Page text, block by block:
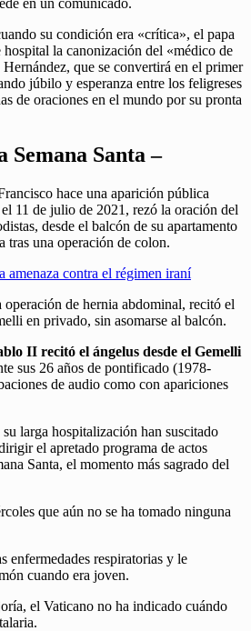
su condición era «crítica», el papa
hospital la canonización del «médico de
que se convertirá en el primer
júbilo y esperanza entre los feligreses
de oraciones en el mundo por su pronta
Semana Santa –
hace una aparición pública
11 de julio de 2021, rezó la oración del
desde el balcón de su apartamento
tras una operación de colon.
amenaza contra el régimen iraní
de hernia abdominal, recitó el
en privado, sin asomarse al balcón.
II recitó el ángelus desde el Gemelli
sus 26 años de pontificado (1978-
de audio como con apariciones
larga hospitalización han suscitado
el apretado programa de actos
Santa, el momento más sagrado del
que aún no se ha tomado ninguna
enfermedades respiratorias y le
cuando era joven.
el Vaticano no ha indicado cuándo